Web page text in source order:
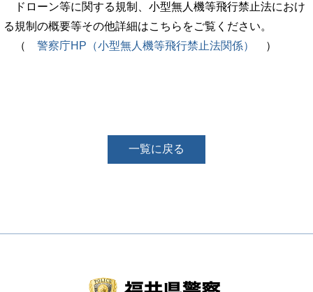
ドローン等に関する規制、小型無人機等飛行禁止法におけ
る規制の概要等その他詳細はこちらをご覧ください。
（ 警察庁HP（小型無人機等飛行禁止法関係） ）
一覧に戻る